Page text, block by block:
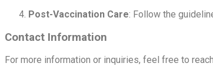
Post-Vaccination Care: Follow the
Contact Information
For more information or inquiries, feel free to